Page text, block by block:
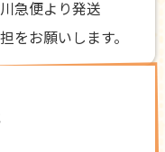
急便より発送
お願いします。